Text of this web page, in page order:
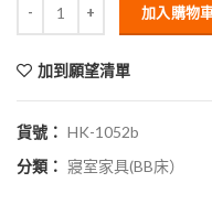
加入購物
加到願望清單
貨號： HK-1052b
分類： 寢室家具(BB床）